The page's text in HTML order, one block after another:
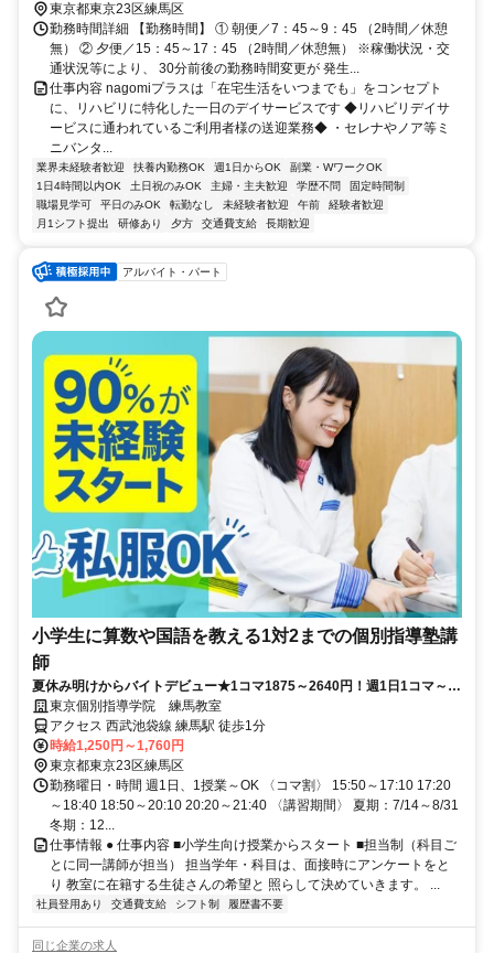
袋線「桜台駅」南口より徒歩14分
東京都東京23区練馬区
勤務時間詳細 【勤務時間】 ① 朝便／7：45～9：45 （2時間／休憩
無） ② 夕便／15：45～17：45 （2時間／休憩無） ※稼働状況・交
通状況等により、 30分前後の勤務時間変更が 発生...
仕事内容 nagomiプラスは「在宅生活をいつまでも」をコンセプト
に、リハビリに特化した一日のデイサービスです ◆リハビリデイサ
ービスに通われているご利用者様の送迎業務◆ ・セレナやノア等ミ
ニバンタ...
業界未経験者歓迎 扶養内勤務OK 週1日からOK
副業・WワークOK
1日4時間以内OK
土日祝のみOK 主婦・主夫歓迎 学歴不問
固定時間制
職場見学可
平日のみOK 転勤なし 未経験者歓迎 午前
経験者歓迎
月1シフト提出
研修あり 夕方 交通費支給 長期歓迎
アルバイト・パート
小学生に算数や国語を教える1対2までの個別指導塾講
師
夏休み明けからバイトデビュー★1コマ1875～2640円！週1日1コマ～私
服でok◎
東京個別指導学院 練馬教室
アクセス 西武池袋線 練馬駅 徒歩1分
時給1,250円～1,760円
東京都東京23区練馬区
勤務曜日・時間 週1日、1授業～OK 〈コマ割〉 15:50～17:10 17:20
～18:40 18:50～20:10 20:20～21:40 〈講習期間〉 夏期：7/14～8/31
冬期：12...
仕事情報 ● 仕事内容 ■小学生向け授業からスタート ■担当制（科目ご
とに同一講師が担当） 担当学年・科目は、面接時にアンケートをと
り 教室に在籍する生徒さんの希望と 照らして決めていきます。 ...
社員登用あり 交通費支給 シフト制 履歴書不要
同じ企業の求人